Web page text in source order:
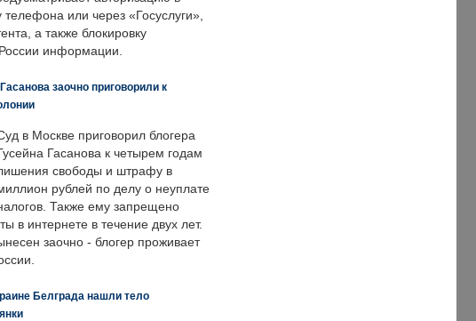
телефона или через «Госуслуги»,
а также блокировку
информации.
заочно приговорили к
в Москве приговорил блогера
Гасанова к четырем годам
свободы и штрафу в
рублей по делу о неуплате
Также ему запрещено
в интернете в течение двух лет.
заочно - блогер проживает
Белграда нашли тело